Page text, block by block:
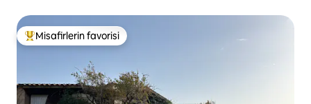
Misafirlerin favorilerinden en beğenilenler arasında
Misafirlerin favorisi